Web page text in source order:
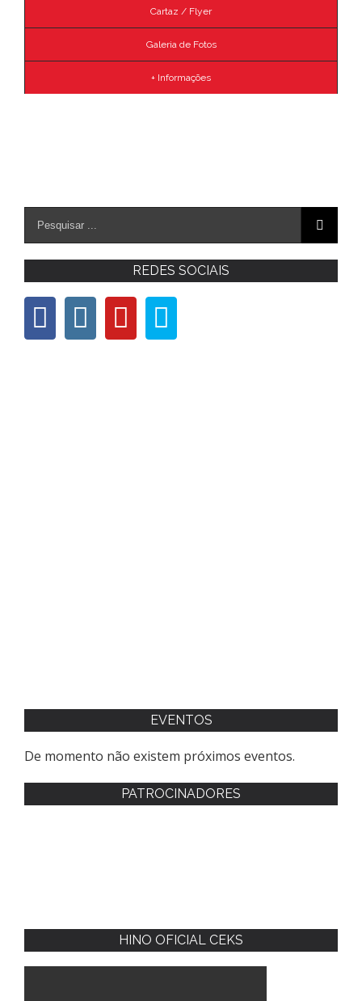
Cartaz / Flyer
Galeria de Fotos
+ Informações
REDES SOCIAIS
EVENTOS
De momento não existem próximos eventos.
PATROCINADORES
HINO OFICIAL CEKS